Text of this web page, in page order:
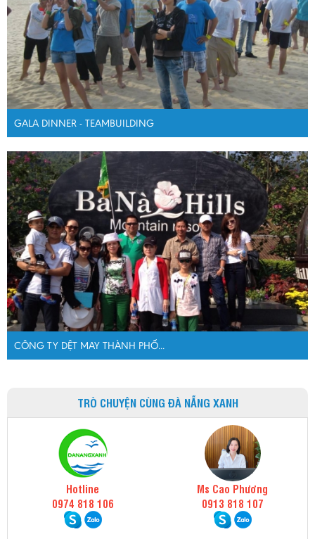
GALA DINNER - TEAMBUILDING
CÔNG TY DỆT MAY THÀNH PHỐ...
TRÒ CHUYỆN CÙNG ĐÀ NẴNG XANH
Hotline
0974 818 106
Ms Cao Phương
0913 818 107